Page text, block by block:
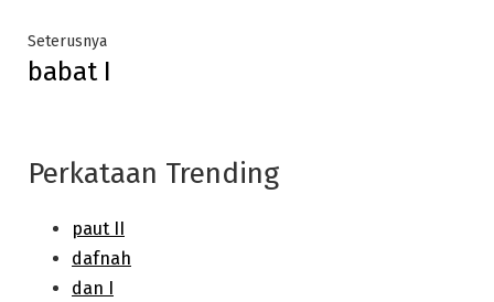
SeterusnyaNext
post:
babat I
Perkataan Trending